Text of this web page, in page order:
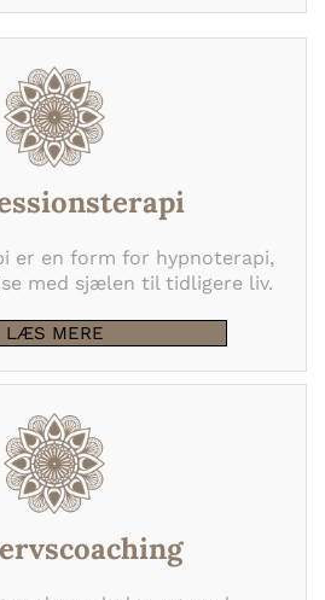
er en form for hypnoterapi,
med sjælen til tidligere liv.
LÆS MERE